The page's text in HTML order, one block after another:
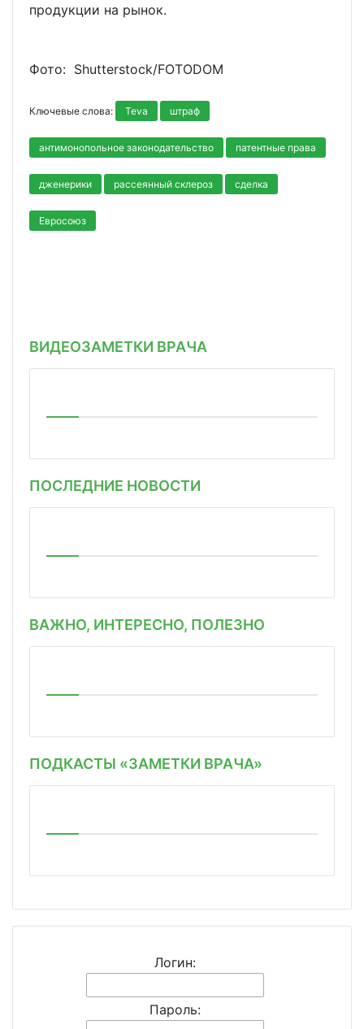
продукции на рынок.
Фото: Shutterstoсk/FOTODOM
Ключевые слова: Teva штраф
антимонопольное законодательство патентные права
дженерики рассеянный склероз сделка
Евросоюз
ВИДЕОЗАМЕТКИ ВРАЧА
ПОСЛЕДНИЕ НОВОСТИ
ВАЖНО, ИНТЕРЕСНО, ПОЛЕЗНО
ПОДКАСТЫ «ЗАМЕТКИ ВРАЧА»
Логин:
Пароль: